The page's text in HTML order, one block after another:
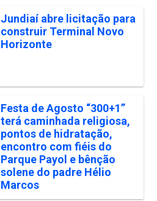
Jundiaí abre licitação para
construir Terminal Novo
Horizonte
Festa de Agosto “300+1”
terá caminhada religiosa,
pontos de hidratação,
encontro com fiéis do
Parque Payol e bênção
solene do padre Hélio
Marcos